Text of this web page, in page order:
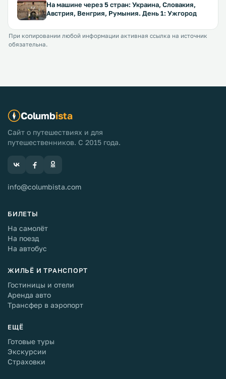
На машине через 5 стран: Украина, Словакия,
Австрия, Венгрия, Румыния. День 1: Ужгород
При копировании любой информации активная ссылка на источник
обязательна.
Columbista
Сайт о путешествиях и для
путешественников. С 2015 года.
info@columbista.com
БИЛЕТЫ
На самолёт
На поезд
На автобус
ЖИЛЬЁ И ТРАНСПОРТ
Гостиницы и отели
Аренда авто
Трансфер в аэропорт
ЕЩЁ
Готовые туры
Экскурсии
Страховки